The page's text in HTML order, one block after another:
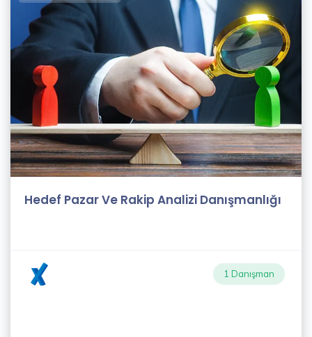
Instructors
Keny
White
Hinata
Hyuga
(11)
hussy
Riky
Hedef Pazar Ve Rakip Analizi Danışmanlığı
1 Danışman